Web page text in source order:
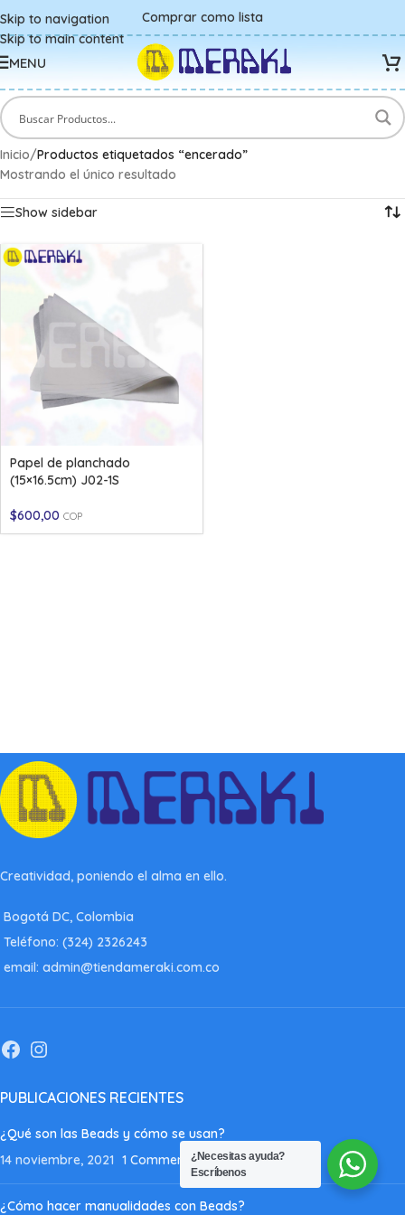
Skip to navigation
Skip to main content
Comprar como lista
MENU
Inicio/Productos etiquetados “encerado”
Mostrando el único resultado
Show sidebar
Papel de planchado
(15×16.5cm) J02-1S
$600,00 COP
Creatividad, poniendo el alma en ello.
Bogotá DC, Colombia
Teléfono: (324) 2326243
email: admin@tiendameraki.com.co
PUBLICACIONES RECIENTES
¿Qué son las Beads y cómo se usan?
14 noviembre, 2021 1 Comment
¿Cómo hacer manualidades con Beads?
¿Necesitas ayuda?
Escríbenos